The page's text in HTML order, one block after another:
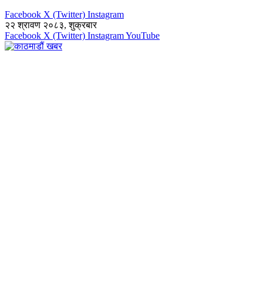
Facebook X (Twitter) Instagram
२२ श्रावण २०८३, शुक्रबार
Facebook X (Twitter) InstagramYouTube